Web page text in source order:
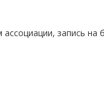
запись на